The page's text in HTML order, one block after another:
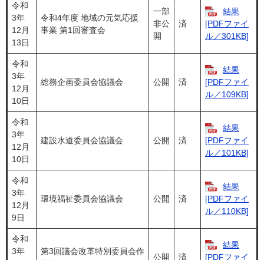
令和
3年
12月
13日
令和4年度 地域の元気応援
事業 第1回審査会
一部
非公
開
済
結果
[PDFファイ
ル／301KB]
令和
3年
12月
10日
総務企画委員会協議会 公開 済
結果
[PDFファイ
ル／109KB]
令和
3年
12月
10日
建設水道委員会協議会 公開 済
結果
[PDFファイ
ル／101KB]
令和
3年
12月
9日
環境福祉委員会協議会 公開 済
結果
[PDFファイ
ル／110KB]
令和
3年
第3回議会改革特別委員会作
公開 済
結果
[PDFファイ